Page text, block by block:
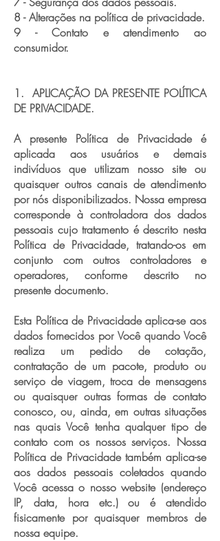
8 - Alterações na política de privacidade.
9 - Contato e atendimento ao
consumidor.
1. APLICAÇÃO DA PRESENTE POLÍTICA
DE PRIVACIDADE.
A presente Política de Privacidade é
aplicada aos usuários e demais
indivíduos que utilizam nosso site ou
quaisquer outros canais de atendimento
por nós disponibilizados. Nossa empresa
corresponde à controladora dos dados
pessoais cujo tratamento é descrito nesta
Política de Privacidade, tratando-os em
conjunto com outros controladores e
operadores, conforme descrito no
presente documento.
Esta Política de Privacidade aplica-se aos
dados fornecidos por Você quando Você
realiza um pedido de cotação,
contratação de um pacote, produto ou
serviço de viagem, troca de mensagens
ou quaisquer outras formas de contato
conosco, ou, ainda, em outras situações
nas quais Você tenha qualquer tipo de
contato com os nossos serviços. Nossa
Política de Privacidade também aplica-se
aos dados pessoais coletados quando
Você acessa o nosso website (endereço
IP, data, hora etc.) ou é atendido
fisicamente por quaisquer membros de
nossa equipe.